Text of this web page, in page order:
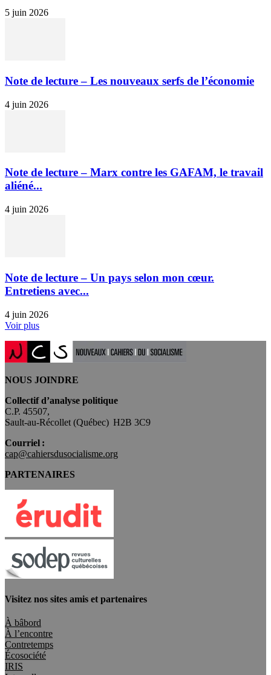
5 juin 2026
Note de lecture – Les nouveaux serfs de l’économie
4 juin 2026
Note de lecture – Marx contre les GAFAM, le travail
aliéné...
4 juin 2026
Note de lecture – Un pays selon mon cœur.
Entretiens avec...
4 juin 2026
Voir plus
NOUS JOINDRE
Collectif d’analyse politique
C.P. 45507,
Sault-au-Récollet (Québec) H2B 3C9
Courriel :
cap@cahiersdusocialisme.org
PARTENAIRES
Visitez nos sites amis et partenaires
À bâbord
À l’encontre
Contretemps
Écosociété
IRIS